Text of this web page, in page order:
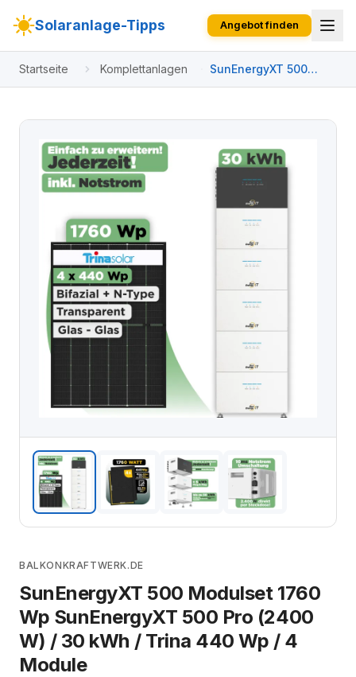
Solaranlage-Tipps Angebot finden
Startseite Komplettanlagen
SunEnergyXT 500
Modulset 1760 Wp
(2400 W) / 30 kWh /
Module
BALKONKRAFTWERK.DE
SunEnergyXT 500 Modulset 1760
Wp SunEnergyXT 500 Pro (2400
W) / 30 kWh / Trina 440 Wp / 4
Module